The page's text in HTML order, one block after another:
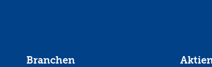
Branchen